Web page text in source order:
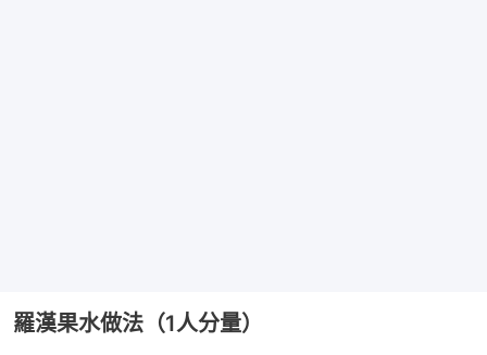
羅漢果水做法（1人分量）